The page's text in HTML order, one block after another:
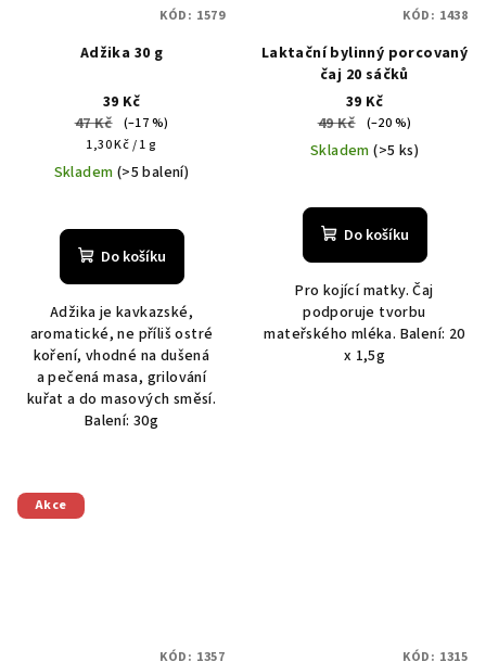
Adžika 30 g
39 Kč
47 Kč
(–17 %)
Měrná
cena:
1,30 Kč / 1 g
Skladem (>5 balení)
Do košíku
Adžika je kavkazské,
aromatické, ne příliš ostré
koření, vhodné na dušená
a pečená masa, grilování
kuřat a do masových směsí.
Balení: 30g
KÓD: 1579
Laktační bylinný porcovaný
čaj 20 sáčků
39 Kč
49 Kč
(–20 %)
Skladem(>5 ks)
Do košíku
Pro kojící matky. Čaj
podporuje tvorbu
mateřského mléka. Balení: 20
x 1,5g
KÓD: 1438
Akce
KÓD: 1357 KÓD: 1315